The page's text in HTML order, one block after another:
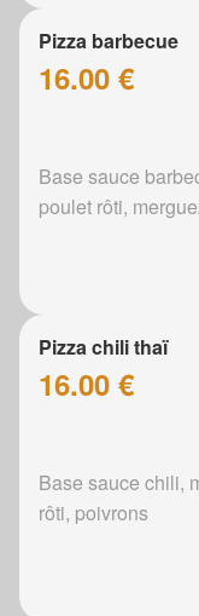
Pizza barbecue
16.00 €
Base sauce
poulet rôti,
Pizza chili thaï
16.00 €
Base sauce chili,
rôti, poivrons